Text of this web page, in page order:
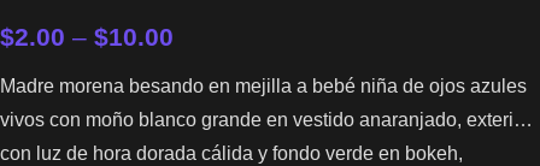
$2.00 – $10.00
Madre morena besando en mejilla a bebé niña de ojos azules
vivos con moño blanco grande en vestido anaranjado, exterior
con luz de hora dorada cálida y fondo verde en bokeh,